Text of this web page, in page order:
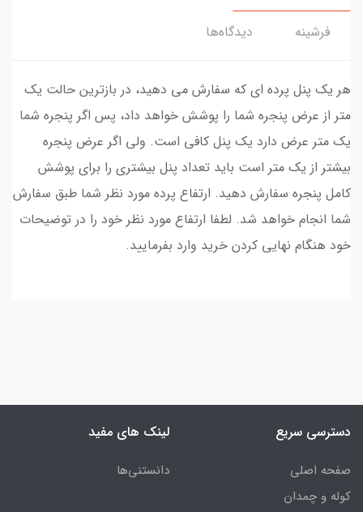
فرشینه دیدگاه‌ها
هر یک پنل پرده ای که سفارش می دهید، در بازترین حالت یک
متر از عرض پنجره شما را پوشش خواهد داد، پس اگر پنجره شما
یک متر عرض دارد یک پنل کافی است. ولی اگر عرض پنجره
بیشتر از یک متر است باید تعداد پنل بیشتری را برای پوشش
کامل پنجره سفارش دهید. ارتفاع پرده مورد نظر شما طبق سفارش
شما انجام خواهد شد. لطفا ارتفاع مورد نظر خود را در توضیحات
خود هنگام نهایی کردن خرید وارد بفرمایید.
دسترسی سریع
صفحه اصلی
کوله و چمدان
لینک های مفید
دانستنی‌ها